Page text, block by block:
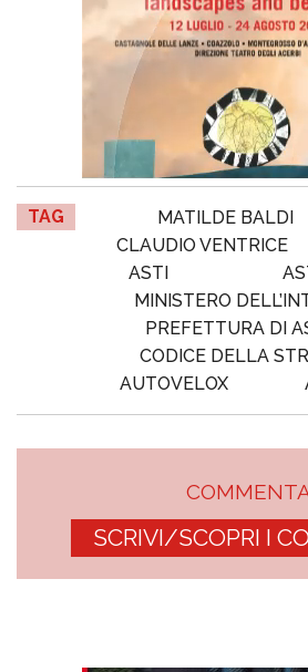
TAG
MATILDE BALDI
CLAUDIO VENTRICE
ASTI
MINISTERO
PREFETTURA DI
CODICE DELLA
AUTOVELOX
SCRIVI/SCOPRI I